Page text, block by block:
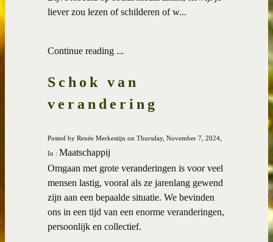
liever zou lezen of schilderen of w...
Continue reading ...
Schok van
verandering
Posted by Renée Merkestijn on Thursday, November 7, 2024,
In : Maatschappij
Omgaan met grote veranderingen is voor veel
mensen lastig, vooral als ze jarenlang gewend
zijn aan een bepaalde situatie. We bevinden
ons in een tijd van een enorme veranderingen,
persoonlijk en collectief.